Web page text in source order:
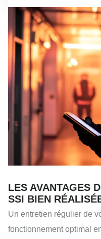
LES AVANTAGES
SSI BIEN
Un entretien régulier de
fonctionnement optimal